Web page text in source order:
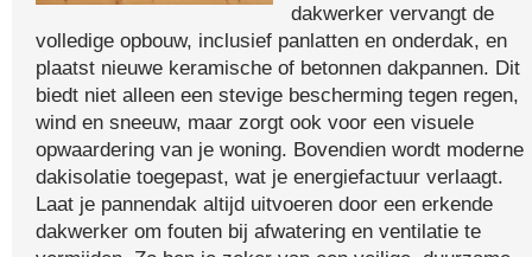
dakwerker vervangt de
volledige opbouw, inclusief panlatten en onderdak, en
plaatst nieuwe keramische of betonnen dakpannen. Dit
biedt niet alleen een stevige bescherming tegen regen,
wind en sneeuw, maar zorgt ook voor een visuele
opwaardering van je woning. Bovendien wordt moderne
dakisolatie toegepast, wat je energiefactuur verlaagt.
Laat je pannendak altijd uitvoeren door een erkende
dakwerker om fouten bij afwatering en ventilatie te